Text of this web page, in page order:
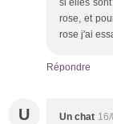
rose, et
rose j'ai
Répondre
U Un chat